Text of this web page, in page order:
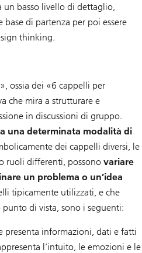
un basso livello di dettaglio,
di partenza per poi essere
thinking.
ossia dei «6 cappelli per
che mira a strutturare e
in discussioni di gruppo.
una determinata modalità di
dei cappelli diversi, le
ruoli differenti, possono variare
un problema o un’idea
tipicamente utilizzati, e che
di vista, sono i seguenti:
presenta informazioni, dati e fatti
l’intuito, le emozioni e le